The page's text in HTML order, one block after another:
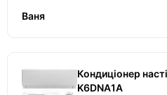
температури
Ваня
Кондиціонер
K6DNA1A